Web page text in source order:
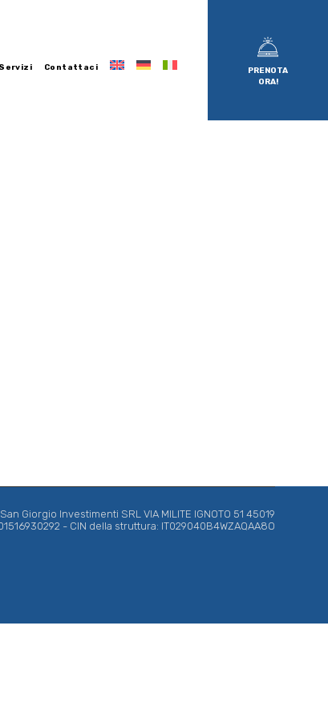
Contattaci
PRENOTA
ORA!
Giorgio Investimenti SRL VIA MILITE IGNOTO 51 45019
- CIN della struttura: IT029040B4WZAQAA8O